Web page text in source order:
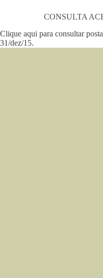
CONSULTA
Clique aqui para consultar
31/dez/15.